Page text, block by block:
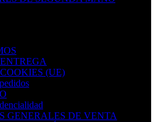
(UE)
GENERALES DE VENTA